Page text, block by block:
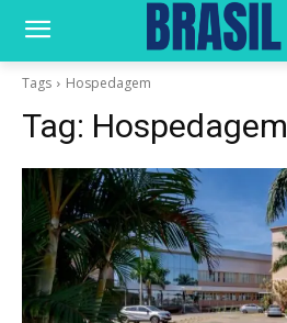
Tags Hospedagem
Tag: Hospedagem